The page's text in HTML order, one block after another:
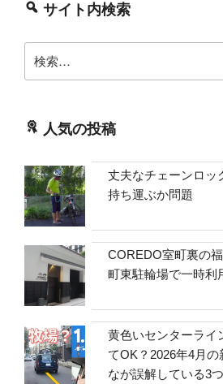
サイト内検索
索:
人気の投稿
丈夫なチェーンロッ
持ち運ぶか問題
COREDO室町裏の
町東駐輪場で一時利
黄色いセンターライ
てOK？2026年4月
なが誤解している3